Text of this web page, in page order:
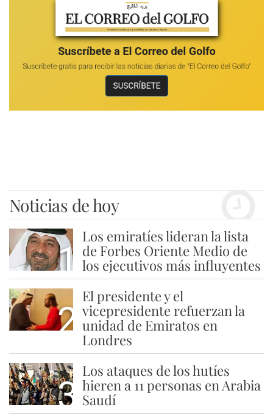
Noticias de hoy
1
Los emiratíes lideran la lista
de Forbes Oriente Medio de
los ejecutivos más influyentes
2
El presidente y el
vicepresidente refuerzan la
unidad de Emiratos en
Londres
3
Los ataques de los hutíes
hieren a 11 personas en Arabia
Saudí